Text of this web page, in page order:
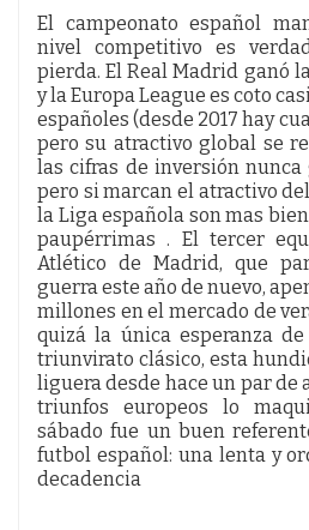
El campeonato español
nivel competitivo es
pierda. El Real Madrid ganó
y la Europa League es coto
españoles (desde 2017 hay
pero su atractivo global se
las cifras de inversión
pero si marcan el atractivo
la Liga española son mas
paupérrimas . El tercer
Atlético de Madrid, que
guerra este año de nuevo,
millones en el mercado de
quizá la única esperanza
triunvirato clásico, esta
liguera desde hace un par de
triunfos europeos lo
sábado fue un buen
futbol español: una lenta y
decadencia